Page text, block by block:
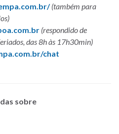
(também para
(respondido de
das 8h às 17h30min)
chat
sobre